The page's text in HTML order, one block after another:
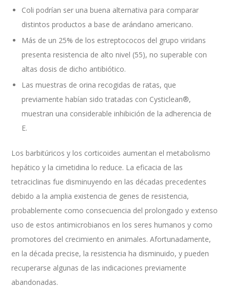
Coli podrían ser una buena alternativa para comparar
distintos productos a base de arándano americano.
Más de un 25% de los estreptococos del grupo viridans
presenta resistencia de alto nivel (55), no superable con
altas dosis de dicho antibiótico.
Las muestras de orina recogidas de ratas, que
previamente habían sido tratadas con Cysticlean®,
muestran una considerable inhibición de la adherencia de
E.
Los barbitúricos y los corticoides aumentan el metabolismo
hepático y la cimetidina lo reduce. La eficacia de las
tetraciclinas fue disminuyendo en las décadas precedentes
debido a la amplia existencia de genes de resistencia,
probablemente como consecuencia del prolongado y extenso
uso de estos antimicrobianos en los seres humanos y como
promotores del crecimiento en animales. Afortunadamente,
en la década precise, la resistencia ha disminuido, y pueden
recuperarse algunas de las indicaciones previamente
abandonadas.